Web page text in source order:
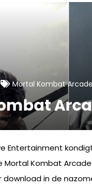
Mortal Kombat Arcade
Entertainment
Mortal Kombat
in de